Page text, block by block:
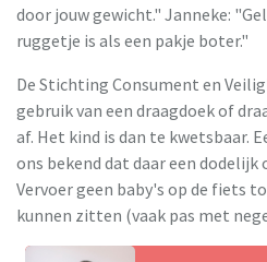
door jouw gewicht." Janneke:
ruggetje is als een pakje boter."
De Stichting Consument en
gebruik van een draagdoek of
af. Het kind is dan te kwetsbaar.
ons bekend dat daar een dodelijk
Vervoer geen baby's op de fiets
kunnen zitten (vaak pas met